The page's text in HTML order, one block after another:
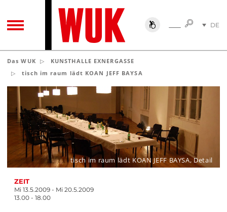
TOGGLE NAVIGATIONSUCHESUCHE
DE
Das WUK
KUNSTHALLE EXNERGASSE
tisch im raum lädt KOAN JEFF BAYSA
ZEIT
Mi 13.5.2009 - Mi 20.5.2009
13.00 - 18.00
tisch im raum lädt KOAN JEFF BAYSA, Detail